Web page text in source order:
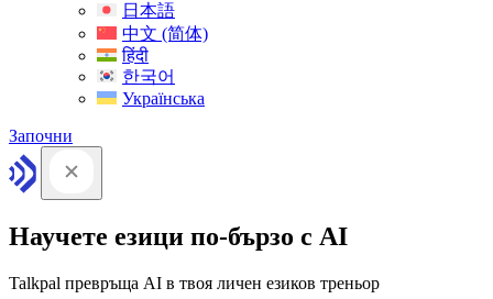
日本語
中文 (简体)
हिंदी
한국어
Українська
Започни
Научете езици по-бързо с AI
Talkpal превръща AI в твоя личен езиков треньор